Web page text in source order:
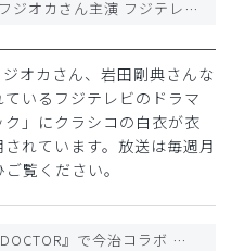
ディーン・フジオカさん主演 フジテレビドラマ「シャーロック」の衣装にクラシコが採用
オカさん、岩田剛典さんな
ているフジテレビのドラマ
ク」にクラシコの白衣が衣
れています。放送は毎週月
覧ください。
『マイナビDOCTOR』で今治コラボ 綿100%白衣&スクラブ発売に関する記事が紹介されました